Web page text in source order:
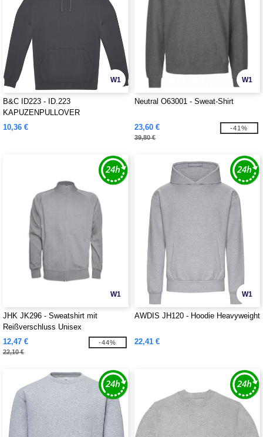
W1
B&C ID223 - ID.223
KAPUZENPULLOVER
10,36 €
W1
Neutral O63001 - Sweat-Shirt
23,60 €
39,80 €
-41%
W1
JHK JK296 - Sweatshirt mit
Reißverschluss Unisex
12,47 €
22,10 €
-44%
W1
AWDIS JH120 - Hoodie Heavyweight
22,41 €